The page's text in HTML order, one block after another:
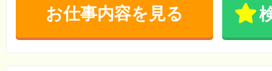
お仕事内容を見る